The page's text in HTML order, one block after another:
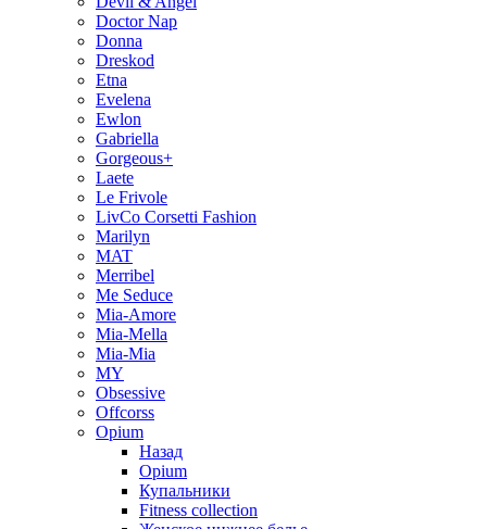
Doctor Nap
Donna
Dreskod
Etna
Evelena
Ewlon
Gabriella
Gorgeous+
Laete
Le Frivole
LivCo Corsetti Fashion
Marilyn
MAT
Merribel
Me Seduce
Mia-Amore
Mia-Mella
Mia-Mia
MY
Obsessive
Offcorss
Opium
Назад
Opium
Купальники
Fitness collection